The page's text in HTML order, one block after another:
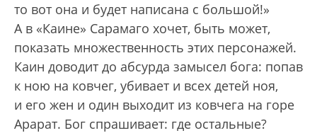
то вот она и будет написана с большой!»
А в «Каине» Сарамаго хочет, быть может,
показать множественность этих персонажей.
Каин доводит до абсурда замысел бога: попав
к ною на ковчег, убивает и всех детей ноя,
и его жен и один выходит из ковчега на горе
Арарат. Бог спрашивает: где остальные?